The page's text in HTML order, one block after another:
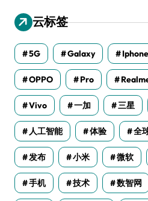
云标签
5G Galaxy Iphone
OPPO Pro
Vivo 一加 三星
人工智能 体验 全
发布 小米 微软
手机 技术 数智网